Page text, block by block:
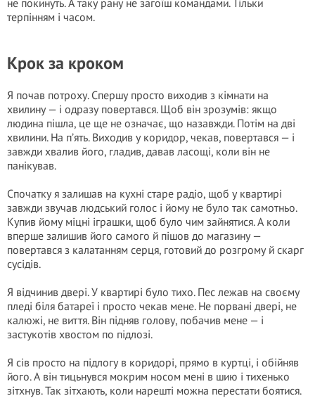
не покинуть. А таку рану не загоїш командами. Тільки
терпінням і часом.
Крок за кроком
Я почав потроху. Спершу просто виходив з кімнати на
хвилину — і одразу повертався. Щоб він зрозумів: якщо
людина пішла, це ще не означає, що назавжди. Потім на дві
хвилини. На п’ять. Виходив у коридор, чекав, повертався — і
завжди хвалив його, гладив, давав ласощі, коли він не
панікував.
Спочатку я залишав на кухні старе радіо, щоб у квартирі
завжди звучав людський голос і йому не було так самотньо.
Купив йому міцні іграшки, щоб було чим зайнятися. А коли
вперше залишив його самого й пішов до магазину —
повертався з калатанням серця, готовий до розгрому й скарг
сусідів.
Я відчинив двері. У квартирі було тихо. Пес лежав на своєму
пледі біля батареї і просто чекав мене. Не порвані двері, не
калюжі, не виття. Він підняв голову, побачив мене — і
застукотів хвостом по підлозі.
Я сів просто на підлогу в коридорі, прямо в куртці, і обійняв
його. А він тицьнувся мокрим носом мені в шию і тихенько
зітхнув. Так зітхають, коли нарешті можна перестати боятися.